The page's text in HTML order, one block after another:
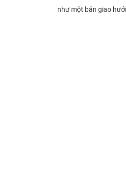
như một bản giao